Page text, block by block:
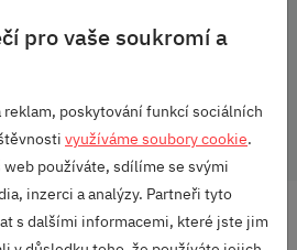
Rapid
pro vaše soukromí a
reklam, poskytování funkcí sociálních
využíváme soubory cookie.
používáte, sdílíme se svými
inzerci a analýzy. Partneři tyto
s dalšími informacemi, které jste jim